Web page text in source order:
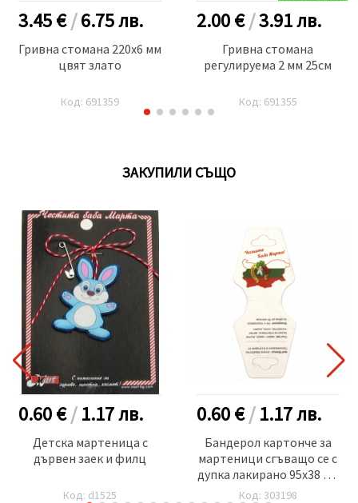
3.45 €/6.75лв.
Гривна стомана 220x6 мм
цвят злато
Код: 691359
2.00 €/3.91лв.
Гривна стомана
регулируема 2 мм 25см
Код: 691355
ЗАКУПИЛИ СЪЩО
0.60 €/1.17лв.
Детска мартеница с
дървен заек и филц
Код: d1525
0.60 €/1.17лв.
Бандерол картонче за
мартеници сгъващо се с
дупка лакирано 95x38 мм
50 броя
Код: 303198